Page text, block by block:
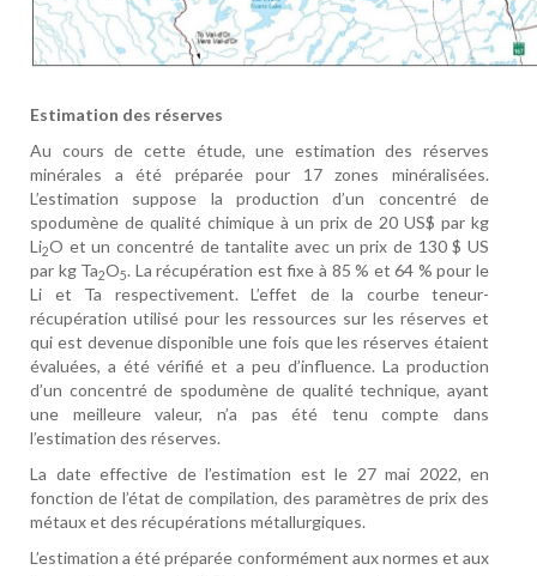
Estimation des réserves
Au cours de cette étude, une estimation des réserves
minérales a été préparée pour 17 zones minéralisées.
L’estimation suppose la production d’un concentré de
spodumène de qualité chimique à un prix de 20 US$ par kg
Li2O et un concentré de tantalite avec un prix de 130 $ US
par kg Ta2O5. La récupération est fixe à 85 % et 64 % pour le
Li et Ta respectivement. L’effet de la courbe teneur-
récupération utilisé pour les ressources sur les réserves et
qui est devenue disponible une fois que les réserves étaient
évaluées, a été vérifié et a peu d’influence. La production
d’un concentré de spodumène de qualité technique, ayant
une meilleure valeur, n’a pas été tenu compte dans
l’estimation des réserves.
La date effective de l’estimation est le 27 mai 2022, en
fonction de l’état de compilation, des paramètres de prix des
métaux et des récupérations métallurgiques.
L’estimation a été préparée conformément aux normes et aux